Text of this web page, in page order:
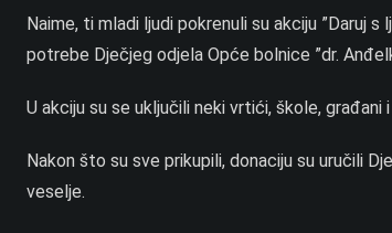
Naime, ti mladi ljudi pokrenuli su akciju ”Daruj
potrebe Dječjeg odjela Opće bolnice ”dr.
U akciju su se uključili neki vrtići, škole,
Nakon što su sve prikupili, donaciju su uručili
veselje.